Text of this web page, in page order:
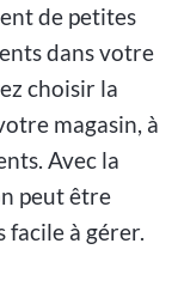
de petites
dans votre
choisir la
magasin, à
Avec la
peut être
facile à gérer.